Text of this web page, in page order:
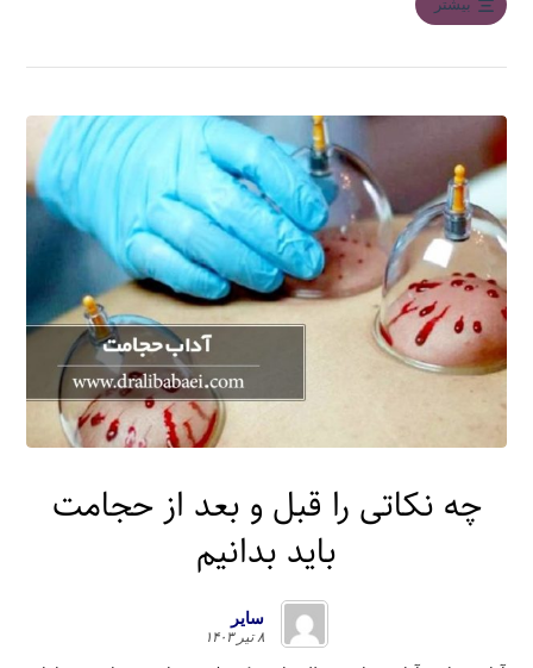
بیشتر
چه نکاتی را قبل و بعد از حجامت
باید بدانیم
سایر
۸ تیر ۱۴۰۳